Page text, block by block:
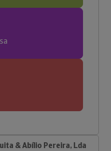
& Abílio Pereira, Lda